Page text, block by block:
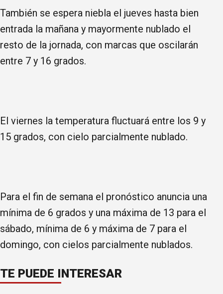
También se espera niebla el jueves hasta bien
entrada la mañana y mayormente nublado el
resto de la jornada, con marcas que oscilarán
entre 7 y 16 grados.
El viernes la temperatura fluctuará entre los 9 y
15 grados, con cielo parcialmente nublado.
Para el fin de semana el pronóstico anuncia una
mínima de 6 grados y una máxima de 13 para el
sábado, mínima de 6 y máxima de 7 para el
domingo, con cielos parcialmente nublados.
TE PUEDE INTERESAR